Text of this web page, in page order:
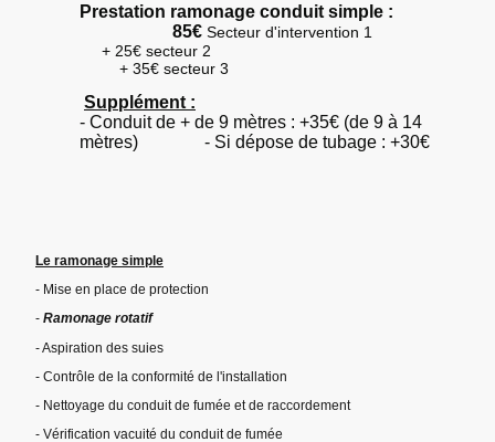
Prestation ramonage conduit simple :
85€ Secteur d'intervention 1
+ 25€ secteur 2
+ 35€ secteur 3
Supplément :
- Conduit de + de 9 mètres : +35€ (de 9 à 14
mètres) - Si dépose de tubage : +30€
Le ramonage simple
- Mise en place de protection
- Ramonage rotatif
- Aspiration des suies
- Contrôle de la conformité de l'installation
- Nettoyage du conduit de fumée et de raccordement
- Vérification vacuité du conduit de fumée